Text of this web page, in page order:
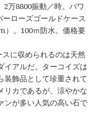
2万8800振動／時。パワ
ローズゴールドケース
）。100ｍ防水。価格要
に収められるのは天然
イアルだ。ターコイズは
装飾品として珍重されて
リカであるが、涼やかな
ンが多い人気の高い石で